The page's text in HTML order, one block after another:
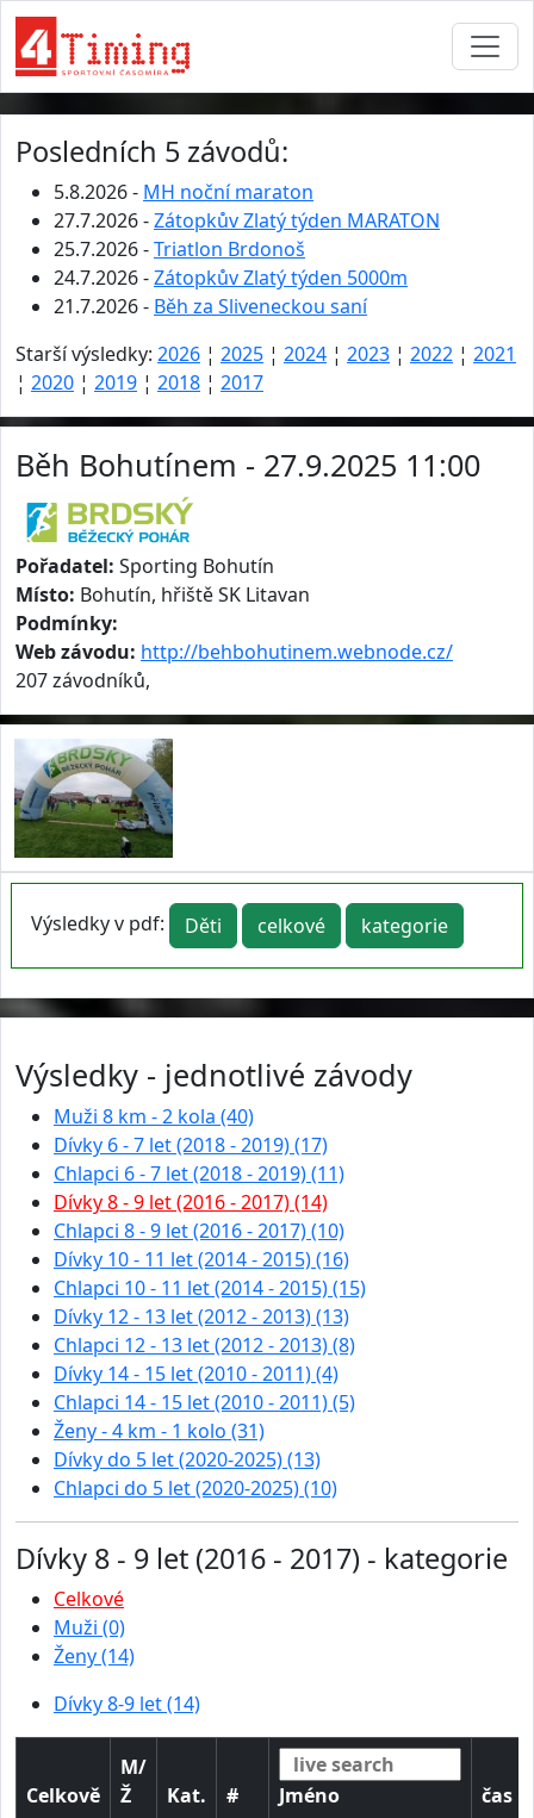
Posledních 5 závodů:
5.8.2026 - MH noční maraton
27.7.2026 -Zátopkův Zlatý týden MARATON
25.7.2026 -Triatlon Brdonoš
24.7.2026 -Zátopkův Zlatý týden 5000m
21.7.2026 - Běh za Sliveneckou saní
Starší výsledky: 2026 ¦ 2025 ¦ 2024 ¦ 2023 ¦ 2022 ¦ 2021
¦ 2020 ¦ 2019 ¦ 2018 ¦ 2017
Běh Bohutínem - 27.9.2025 11:00
Pořadatel: Sporting Bohutín
Místo: Bohutín, hřiště SK Litavan
Podmínky:
Web závodu: http://behbohutinem.webnode.cz/
207 závodníků,
Výsledky v pdf: Děti celkové kategorie
Výsledky - jednotlivé závody
Muži 8 km - 2 kola (40)
Dívky 6 - 7 let (2018 - 2019) (17)
Chlapci 6 - 7 let (2018 - 2019) (11)
Dívky 8 - 9 let (2016 - 2017) (14)
Chlapci 8 - 9 let (2016 - 2017) (10)
Dívky 10 - 11 let (2014 - 2015) (16)
Chlapci 10 - 11 let (2014 - 2015) (15)
Dívky 12 - 13 let (2012 - 2013) (13)
Chlapci 12 - 13 let (2012 - 2013) (8)
Dívky 14 - 15 let (2010 - 2011) (4)
Chlapci 14 - 15 let (2010 - 2011) (5)
Ženy - 4 km - 1 kolo (31)
Dívky do 5 let (2020-2025) (13)
Chlapci do 5 let (2020-2025) (10)
Dívky 8 - 9 let (2016 - 2017) - kategorie
Celkové
Muži (0)
Ženy (14)
Dívky 8-9 let (14)
Celkově
M/
Ž
Kat. # Jméno
čas